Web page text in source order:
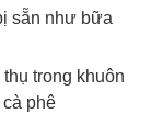
sẵn như bữa
trong khuôn
phê